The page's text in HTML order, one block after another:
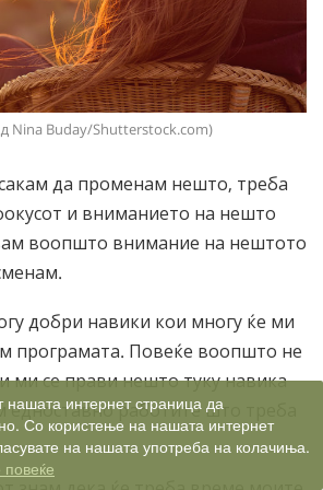
Nina Buday/Shutterstock.com)
да променам нешто, треба
и вниманието на нешто
воопшто внимание на нештото
добри навики кои многу ќе ми
програмата. Повеќе воопшто не
ми се прави нешто туку навика
работите што треба
нашата интернет страница да
Со користење на нашата интернет
на нашата употреба на колачиња.
повеќе